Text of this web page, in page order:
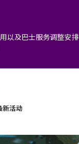
以及巴士服务调整安排
新活动